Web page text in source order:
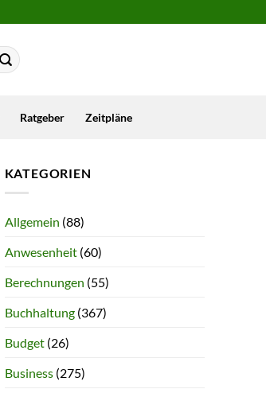
Ratgeber Zeitpläne
KATEGORIEN
Allgemein (88)
Anwesenheit(60)
Berechnungen (55)
Buchhaltung(367)
Budget(26)
Business(275)